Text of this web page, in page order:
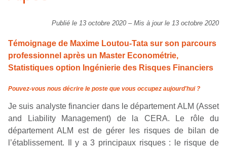
Publié le 13 octobre 2020 – Mis à jour le 13 octobre 2020
Témoignage de Maxime Loutou-Tata sur son parcours
professionnel après un Master Econométrie,
Statistiques option Ingénierie des Risques Financiers
Pouvez-vous nous décrire le poste que vous occupez aujourd'hui ?
Je suis analyste financier dans le département ALM (Asset
and Liability Management) de la CERA. Le rôle du
département ALM est de gérer les risques de bilan de
l’établissement. Il y a 3 principaux risques : le risque de